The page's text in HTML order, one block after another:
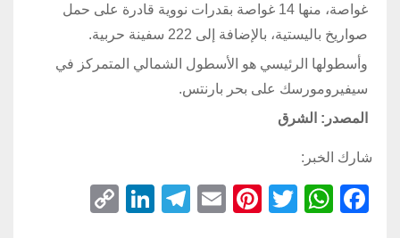
غواصة، منها 14 غواصة بقدرات نووية قادرة على حمل
صواريخ باليستية، بالإضافة إلى 222 سفينة حربية.
وأسطولها الرئيسي هو الأسطول الشمالي المتمركز في
سيفيرومورسك على بحر بارنتس.
المصدر: الشرق
شارك الخبر:
F
W
T
Pi
E
T
Li